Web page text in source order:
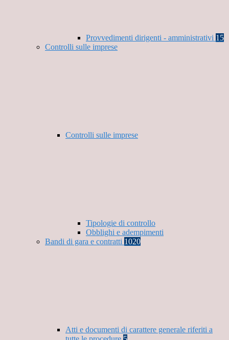
Provvedimenti dirigenti - amministrativi 15
Controlli sulle imprese
Controlli sulle imprese
Tipologie di controllo
Obblighi e adempimenti
Bandi di gara e contratti 1020
Atti e documenti di carattere generale riferiti a